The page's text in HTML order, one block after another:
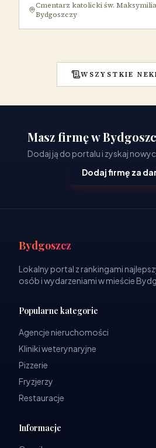
Cmentarz katolicki św.
Bydgoszczy
WSZYSTKIE
Masz firmę w
Dodaj ją do portalu i zyskaj
Dodaj firmę za
Bydgoszcz
Lokalny portal z rankingami
osób i wydarzeniami w mieście
Popularne kategorie
Agencje nieruchomości
Kliniki weterynaryjne
Pizzerie
Fryzjerzy
Restauracje
Informacje